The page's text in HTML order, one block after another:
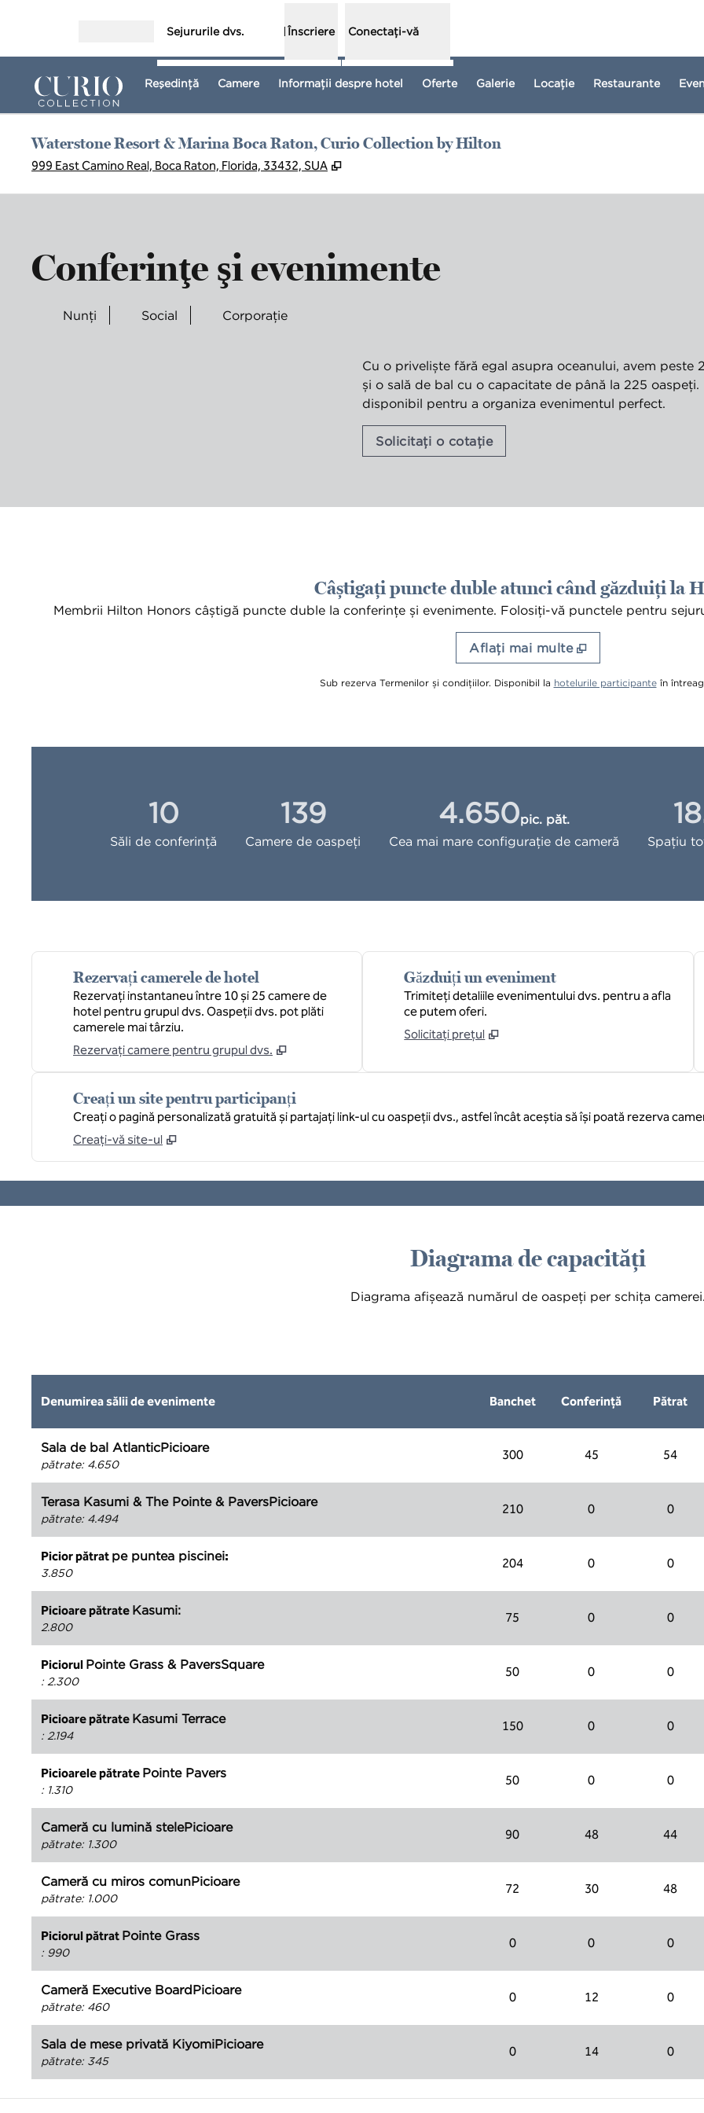
Sejururile dvs. Înscriere Conectați-vă
Reşedinţă Camere Informații despre hotel Oferte Galerie Locaţie Restaurante
Waterstone Resort & Marina Boca Raton, Curio Collection by Hilton
999 East Camino Real, Boca Raton, Florida, 33432, SUA ,
Conferinţe şi evenimente
Nunți Social Corporaţie
Cu o priveliște fără egal asupra oceanului, avem
și o sală de bal cu o capacitate de până la 225
disponibil pentru a organiza evenimentul perfect.
Solicitați o cotație,
Câștigați puncte duble atunci când găzduiți la
Membrii Hilton Honors câștigă puncte duble la conferințe și evenimente. Folosiți-vă punctele pentru
Aflaţi mai multe
Sub rezerva Termenilor și condițiilor. Disponibil la hotelurile participante,deschide
în
10
Săli de conferință
139
Camere de oaspeţi
4.650pic. păt.
Picioare pătrate
Cea mai mare configurație de cameră Spațiu
Rezervați camerele de hotel
Rezervați instantaneu între 10 și 25 camere de
hotel pentru grupul dvs. Oaspeții dvs. pot plăti
camerele mai târziu.
Rezervați camere pentru grupul dvs.
Găzduiți un eveniment
Trimiteți detaliile evenimentului dvs. pentru a afla
ce putem oferi.
Solicitați prețul
Creați un site pentru participanți
Creați o pagină personalizată gratuită și partajați link-ul cu oaspeții dvs., astfel încât aceștia să își poată rezerva
Creați-vă site-ul
Diagrama de capacități
Diagrama afișează numărul de oaspeți per schița camerei.
Denumirea sălii de evenimente Banchet Conferință Pătrat
Sala de bal AtlanticPicioare
pătrate: 4.650
300 45 54
Terasa Kasumi & The Pointe & PaversPicioare
pătrate: 4.494
210 0 0
Picior pătrat pe puntea piscinei:
3.850
204 0 0
Picioare pătrate Kasumi:
2.800
75 0 0
Piciorul Pointe Grass & PaversSquare
: 2.300
50 0 0
Picioare pătrate Kasumi Terrace
: 2.194
150 0 0
Picioarele pătrate Pointe Pavers
: 1.310
50 0 0
Cameră cu lumină stelePicioare
pătrate: 1.300
90 48 44
Cameră cu miros comunPicioare
pătrate: 1.000
72 30 48
Piciorul pătrat Pointe Grass
: 990
0 0 0
Cameră Executive BoardPicioare
pătrate: 460
0 12 0
Sala de mese privată KiyomiPicioare
pătrate: 345
0 14 0